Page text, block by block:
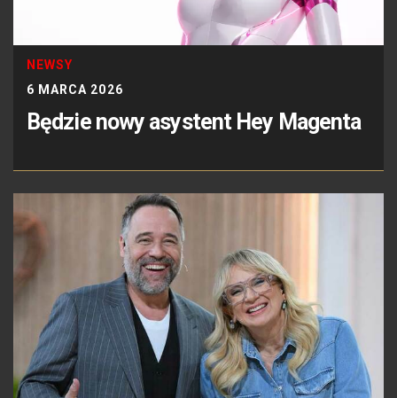
NEWSY
6 MARCA 2026
Będzie nowy asystent Hey Magenta